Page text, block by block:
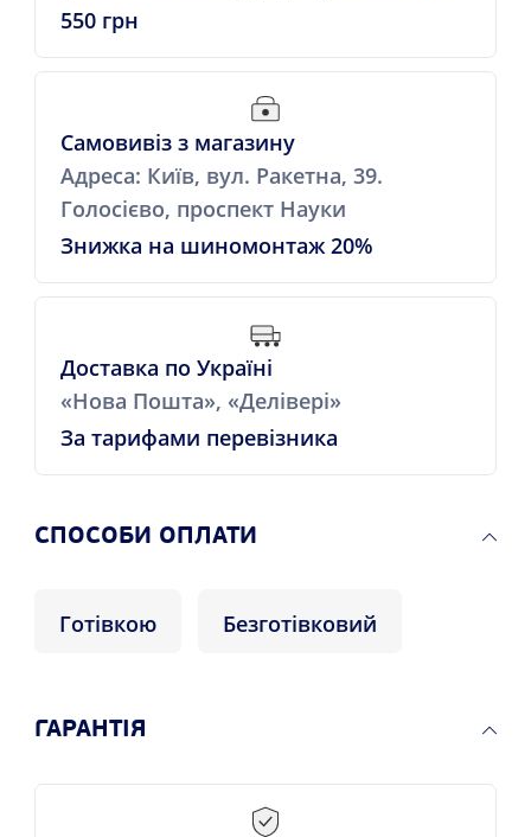
550 грн
Самовивіз з магазину
Адреса: Київ, вул. Ракетна, 39.
Голосієво, проспект Науки
Знижка на шиномонтаж 20%
Доставка по Україні
«Нова Пошта», «Делівері»
За тарифами перевізника
СПОСОБИ ОПЛАТИ
Готівкою Безготівковий
ГАРАНТІЯ